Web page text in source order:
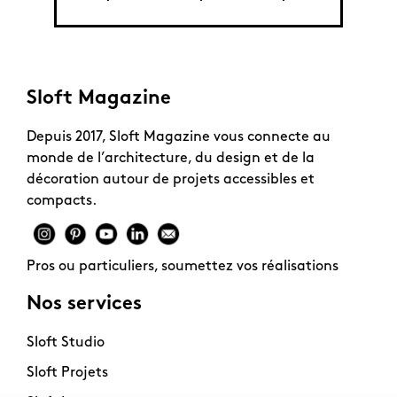
Sloft Magazine
Depuis 2017, Sloft Magazine vous connecte au
monde de l’architecture, du design et de la
décoration autour de projets accessibles et
compacts.
Pros ou particuliers, soumettez vos réalisations
Nos services
Sloft Studio
Sloft Projets